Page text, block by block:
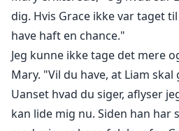
dig. Hvis Grace ikke var taget
have haft en chance."
Jeg kunne ikke tage det mere
Mary. "Vil du have, at Liam
Uanset hvad du siger, aflyser
kan lide mig nu. Siden han har